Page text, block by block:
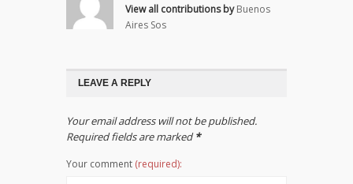
View all contributions by Buenos
Aires Sos
LEAVE A REPLY
Your email address will not be published.
Required fields are marked*
Your comment (required):